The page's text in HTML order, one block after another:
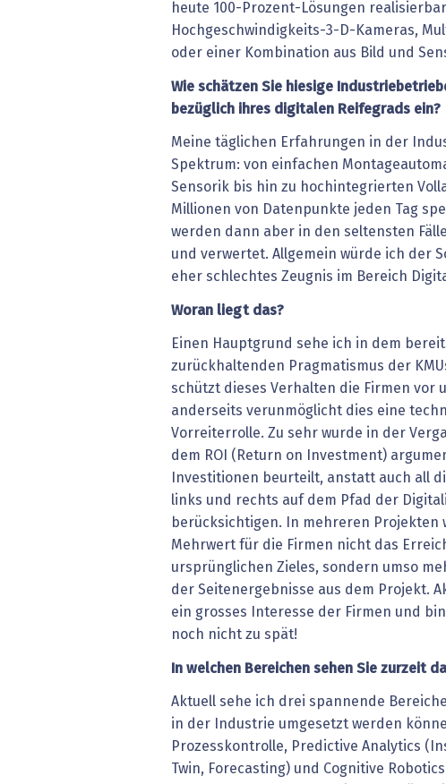
heute 100-Prozent-Lösungen
Hochgeschwindigkeits-3-D-Kameras,
oder einer Kombination aus Bild und
Wie schätzen Sie hiesige
bezüglich ihres digitalen Reifegrads ein?
Meine täglichen Erfahrungen in der
Spektrum: von einfachen
Sensorik bis hin zu hochintegrierten
Millionen von Datenpunkte jeden Tag
werden dann aber in den seltensten
und verwertet. Allgemein würde ich der
eher schlechtes Zeugnis im Bereich
Woran liegt das?
Einen Hauptgrund sehe ich in dem
zurückhaltenden Pragmatismus der
schützt dieses Verhalten die Firmen vor
anderseits verunmöglicht dies eine
Vorreiterrolle. Zu sehr wurde in der
dem ROI (Return on Investment)
Investitionen beurteilt, anstatt auch all
links und rechts auf dem Pfad der
berücksichtigen. In mehreren Projekten
Mehrwert für die Firmen nicht das
ursprünglichen Zieles, sondern umso
der Seitenergebnisse aus dem Projekt.
ein grosses Interesse der Firmen und
noch nicht zu spät!
In welchen Bereichen sehen Sie zurzeit
Aktuell sehe ich drei spannende
in der Industrie umgesetzt werden
Prozesskontrolle, Predictive Analytics
Twin, Forecasting) und Cognitive